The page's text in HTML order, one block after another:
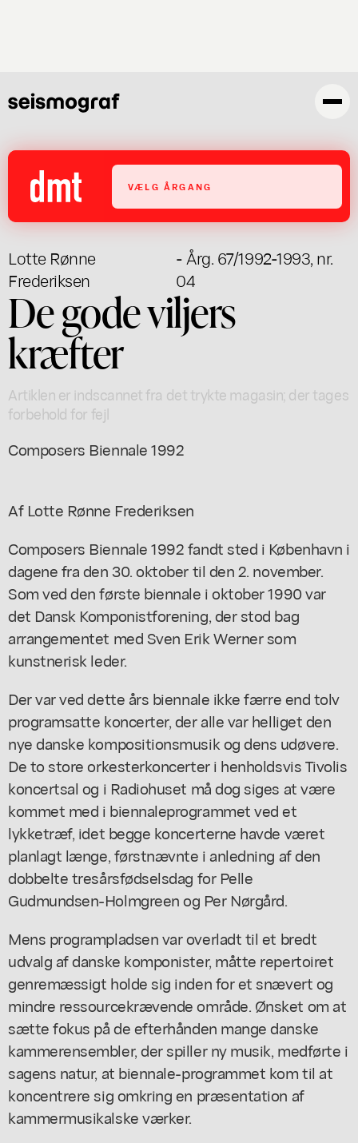
VÆLG ÅRGANG
Lotte Rønne
Frederiksen
- Årg. 67/1992-1993, nr.
04
De gode viljers
kræfter
Artiklen er indscannet fra det trykte magasin; der tages
forbehold for fejl
Composers Biennale 1992
Af Lotte Rønne Frederiksen
Composers Biennale 1992 fandt sted i København i
dagene fra den 30. oktober til den 2. november.
Som ved den første biennale i oktober 1990 var
det Dansk Komponistforening, der stod bag
arrangementet med Sven Erik Werner som
kunstnerisk leder.
Der var ved dette års biennale ikke færre end tolv
programsatte koncerter, der alle var helliget den
nye danske kompositionsmusik og dens udøvere.
De to store orkesterkoncerter i henholdsvis Tivolis
koncertsal og i Radiohuset må dog siges at være
kommet med i biennaleprogrammet ved et
lykketræf, idet begge koncerterne havde været
planlagt længe, førstnævnte i anledning af den
dobbelte tresårsfødselsdag for Pelle
Gudmundsen-Holmgreen og Per Nørgård.
Mens programpladsen var overladt til et bredt
udvalg af danske komponister, måtte repertoiret
genremæssigt holde sig inden for et snævert og
mindre ressourcekrævende område. Ønsket om at
sætte fokus på de efterhånden mange danske
kammerensembler, der spiller ny musik, medførte i
sagens natur, at biennale-programmet kom til at
koncentrere sig omkring en præsentation af
kammermusikalske værker.